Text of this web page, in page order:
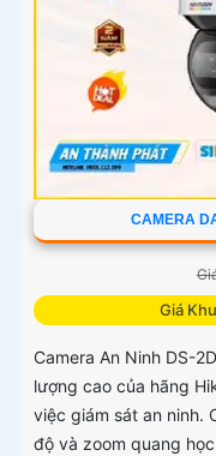
CAMERA
Giá
Camera An Ninh DS-
lượng cao của hãng
việc giám sát an ninh.
độ và zoom quang